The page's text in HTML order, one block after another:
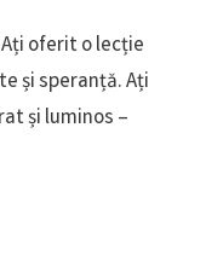
oferit o lecție
și speranță. Ați
și luminos –